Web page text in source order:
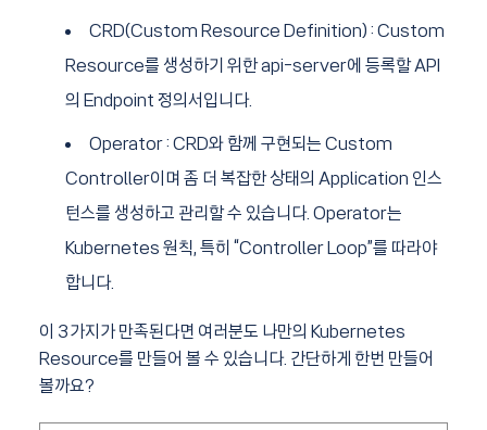
CRD(Custom Resource Definition) : Custom
Resource를 생성하기 위한 api-server에 등록할 API
의 Endpoint 정의서입니다.
Operator : CRD와 함께 구현되는 Custom
Controller이며 좀 더 복잡한 상태의 Application 인스
턴스를 생성하고 관리할 수 있습니다. Operator는
Kubernetes 원칙, 특히 “Controller Loop”를 따라야
합니다.
이 3가지가 만족된다면 여러분도 나만의 Kubernetes
Resource를 만들어 볼 수 있습니다. 간단하게 한번 만들어
볼까요?